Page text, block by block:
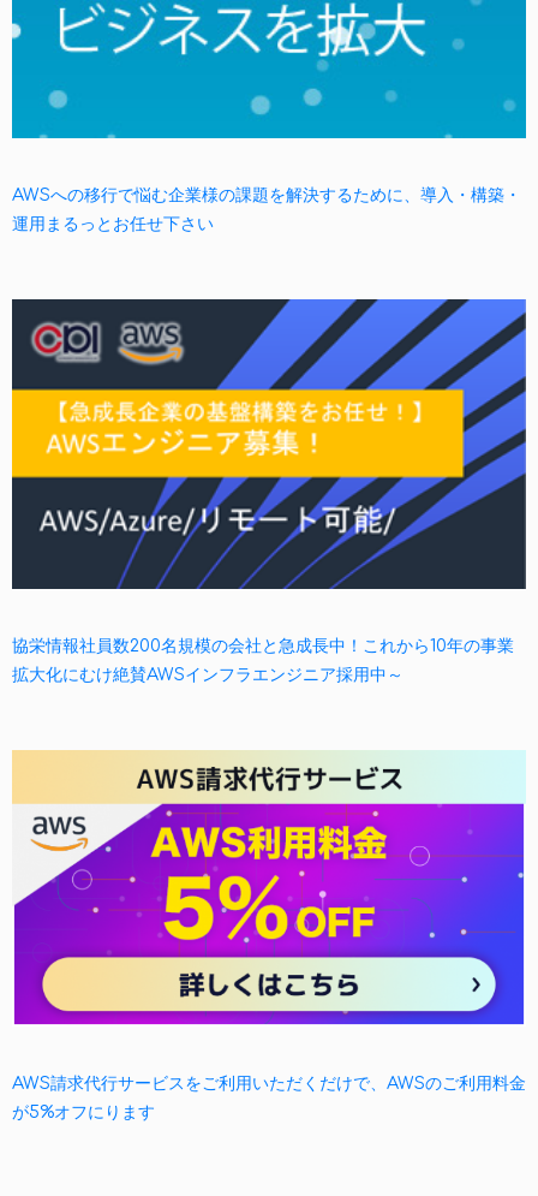
AWSへの移行で悩む企業様の課題を解決するために、導入・構築・
運用まるっとお任せ下さい
協栄情報社員数200名規模の会社と急成長中！これから10年の事業
拡大化にむけ絶賛AWSインフラエンジニア採用中～
AWS請求代行サービスをご利用いただくだけで、AWSのご利用料金
が5%オフにります